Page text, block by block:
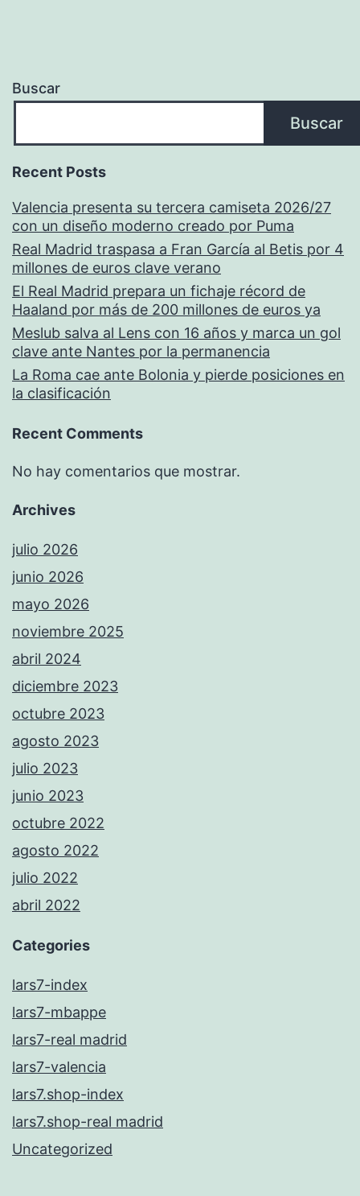
Buscar
Buscar
Recent Posts
Valencia presenta su tercera camiseta 2026/27
con un diseño moderno creado por Puma
Real Madrid traspasa a Fran García al Betis por 4
millones de euros clave verano
El Real Madrid prepara un fichaje récord de
Haaland por más de 200 millones de euros ya
Meslub salva al Lens con 16 años y marca un gol
clave ante Nantes por la permanencia
La Roma cae ante Bolonia y pierde posiciones en
la clasificación
Recent Comments
No hay comentarios que mostrar.
Archives
julio 2026
junio 2026
mayo 2026
noviembre 2025
abril 2024
diciembre 2023
octubre 2023
agosto 2023
julio 2023
junio 2023
octubre 2022
agosto 2022
julio 2022
abril 2022
Categories
lars7-index
lars7-mbappe
lars7-real madrid
lars7-valencia
lars7.shop-index
lars7.shop-real madrid
Uncategorized